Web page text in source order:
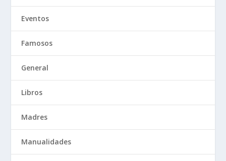
Eventos
Famosos
General
Libros
Madres
Manualidades